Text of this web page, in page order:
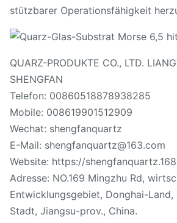
stützbarer Operationsfähigkeit
QUARZ-PRODUKTE CO., LTD.
SHENGFAN
Telefon: 00860518878938285
Mobile: 008619901512909
Wechat: shengfanquartz
E-Mail: shengfanquartz@163.com
Website: https://
Adresse: NO.169 Mingzhu Rd,
Entwicklungsgebiet, Donghai-Land,
Stadt, Jiangsu-prov., China.